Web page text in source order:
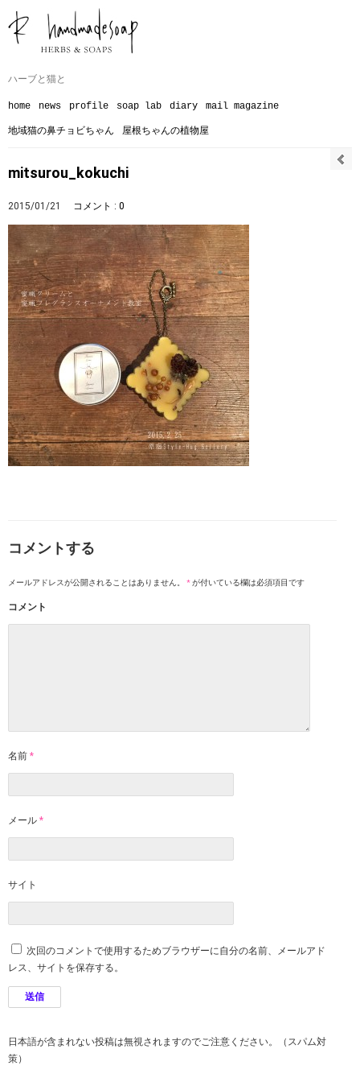
ハーブと猫と
home news profile soap lab diary mail magazine
地域猫の鼻チョビちゃん 屋根ちゃんの植物屋
mitsurou_kokuchi
2015/01/21 コメント : 0
コメントする
メールアドレスが公開されることはありません。 *が付いている欄は必須項目です
コメント
名前 *
メール *
サイト
次回のコメントで使用するためブラウザーに自分の名前、メールアド
レス、サイトを保存する。
日本語が含まれない投稿は無視されますのでご注意ください。（スパム対
策）